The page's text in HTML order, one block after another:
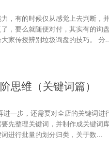
，有的时候仅从感觉上去判断，
，要么就随便对付，其实有的询
家传授辨别垃圾询盘的技巧。 分
思维（关键词篇）
一步，还需要对全店的关键词进
先整理关键词，并制作成关键词
进行批量的划分归类，关于数...